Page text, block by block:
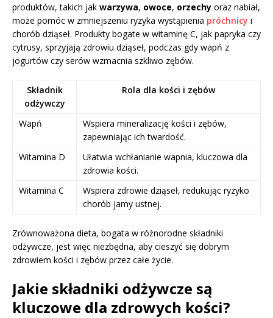
produktów, takich jak warzywa, owoce, orzechy oraz nabiał,
może pomóc w zmniejszeniu ryzyka wystąpienia próchnicy i
chorób dziąseł. Produkty bogate w witaminę C, jak papryka czy
cytrusy, sprzyjają zdrowiu dziąseł, podczas gdy wapń z
jogurtów czy serów wzmacnia szkliwo zębów.
Składnik
odżywczy
Rola dla kości i zębów
Wapń
Wspiera mineralizację kości i zębów,
zapewniając ich twardość.
Witamina D
Ułatwia wchłanianie wapnia, kluczowa dla
zdrowia kości.
Witamina C
Wspiera zdrowie dziąseł, redukując ryzyko
chorób jamy ustnej.
Zrównoważona dieta, bogata w różnorodne składniki
odżywcze, jest więc niezbędna, aby cieszyć się dobrym
zdrowiem kości i zębów przez całe życie.
Jakie składniki odżywcze są
kluczowe dla zdrowych kości?